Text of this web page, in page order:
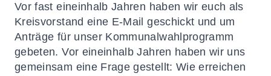
Vor fast eineinhalb Jahren haben wir euch als
Kreisvorstand eine E-Mail geschickt und um
Anträge für unser Kommunalwahlprogramm
gebeten. Vor eineinhalb Jahren haben wir uns
gemeinsam eine Frage gestellt: Wie erreichen